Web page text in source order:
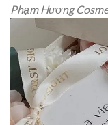
Phạm Hương